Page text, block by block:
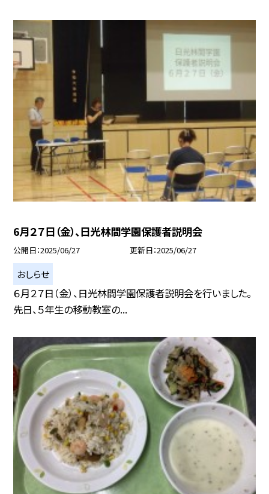
6月２７日（金）、日光林間学園保護者説明会
公開日 2025/06/27 更新日 2025/06/27
おしらせ
６月２７日（金）、日光林間学園保護者説明会を行いました。
先日、５年生の移動教室の...